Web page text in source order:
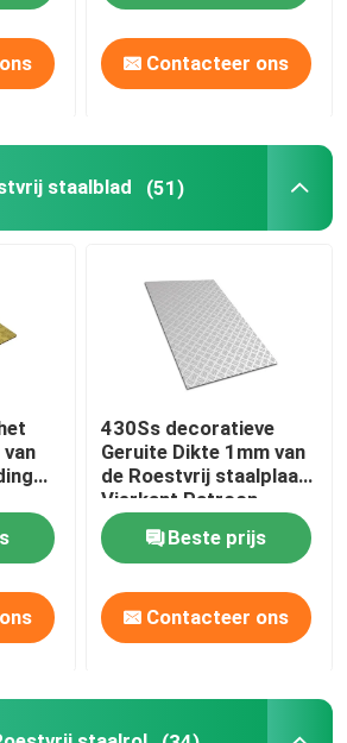
aan
staalblad
staalblad
staalblad
staalrol
Contacteer ons
staalblad (51)
430Ss decoratieve
Geruite Dikte 1mm van
de Roestvrij staalplaat
Vierkant Patroon
Beste prijs
Contacteer ons